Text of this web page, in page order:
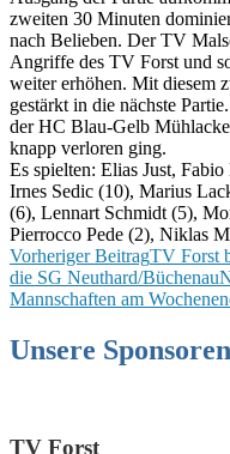
zweiten 30 Minuten
nach Belieben. Der TV
Angriffe des TV Forst und
weiter erhöhen. Mit diesem
gestärkt in die nächste
der HC Blau-Gelb
knapp verloren ging.
Es spielten: Elias Just,
Irnes Sedic (10), Marius
(6), Lennart Schmidt (5),
Pierrocco Pede (2), Niklas
Vorheriger BeitragTV Forst
die SG Neuthard/Büchenau
Mannschaften am
Unsere Sponsoren
TV Forst